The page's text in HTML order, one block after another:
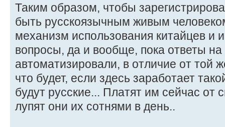
Таким образом, чтобы
быть русскоязычным живым
механизм использования китайцев и
вопросы, да и вообще, пока ответы
автоматизировали, в отличие от той
что будет, если здесь заработает
будут русские... Платят им сейчас от
лупят они их сотнями в день..